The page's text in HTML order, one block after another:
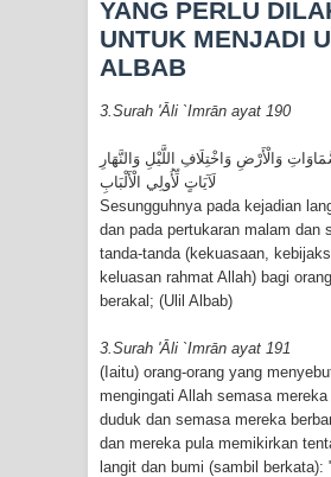
YANG PERLU
UNTUK MENJADI
ALBAB
3.Surah 'Āli `Imrān ayat 190
لَآيَاتٍ لِّأُولِي الْأَلْبَابِ
Sesungguhnya pada kejadian
dan pada pertukaran malam dan
tanda-tanda (kekuasaan,
keluasan rahmat Allah) bagi
berakal; (Ulil Albab)
3.Surah 'Āli `Imrān ayat 191
(Iaitu) orang-orang yang
mengingati Allah semasa mereka
duduk dan semasa mereka
dan mereka pula memikirkan
langit dan bumi (sambil berkata):